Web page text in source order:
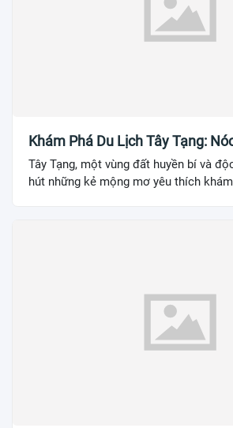
Khám Phá Du Lịch Tây Tạng:
Tây Tạng, một vùng đất huyền bí và
hút những kẻ mộng mơ yêu thích